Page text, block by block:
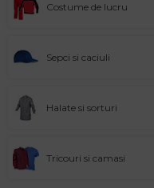
Costume de lucru
Sepci si caciuli
Halate si sorturi
Tricouri si camasi